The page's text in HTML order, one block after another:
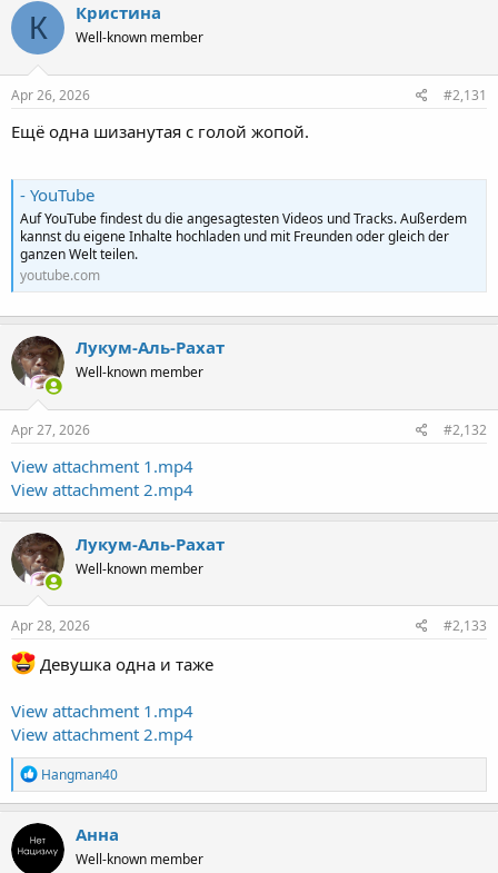
К Кристина
Well-known member
Apr 26, 2026 #2,131
Ещё одна шизанутая с голой жопой.
- YouTube
Auf YouTube findest du die angesagtesten Videos und Tracks. Außerdem
kannst du eigene Inhalte hochladen und mit Freunden oder gleich der
ganzen Welt teilen.
youtube.com
Лукум-Аль-Рахат
Well-known member
Apr 27, 2026 #2,132
View attachment 1.mp4
View attachment 2.mp4
Лукум-Аль-Рахат
Well-known member
Apr 28, 2026 #2,133
Девушка одна и таже
View attachment 1.mp4
View attachment 2.mp4
R
e
a
c
t
i
Hangman40
Анна
Well-known member